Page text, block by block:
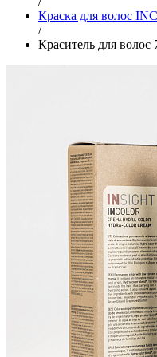
Краска для волос
/
Краситель для